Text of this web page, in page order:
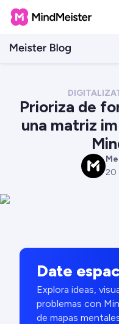
Prioriza de
una matriz
M
20
Date
Explora ideas,
problemas con
de mapas